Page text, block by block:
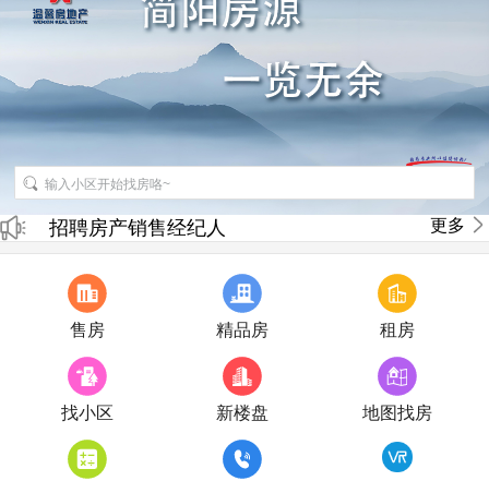
招聘房产销售经纪人
房产直播
更多
售房 精品房 租房
找小区 新楼盘 地图找房